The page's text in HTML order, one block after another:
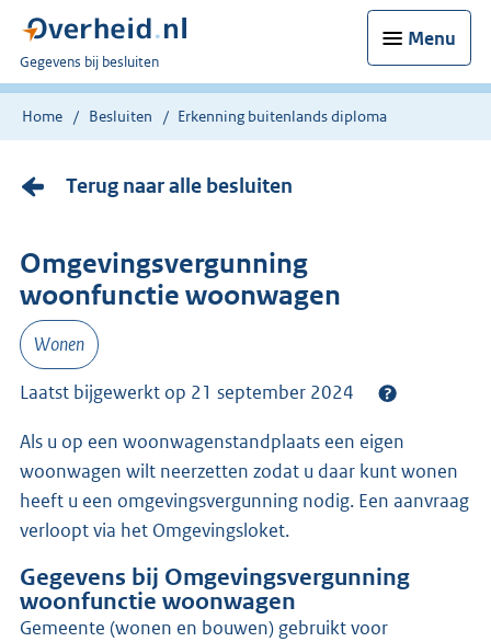
Menu
U
bent
nu
Gegevens bij besluiten
Home Besluiten Erkenning buitenlands diploma
Terug naar alle besluiten
Omgevingsvergunning
woonfunctie woonwagen
Wonen
Laatst bijgewerkt op 21 september 2024
Als u op een woonwagenstandplaats een eigen
woonwagen wilt neerzetten zodat u daar kunt wonen
heeft u een omgevingsvergunning nodig. Een aanvraag
verloopt via het Omgevingsloket.
Gegevens bij Omgevingsvergunning
woonfunctie woonwagen
gemeente (wonen en bouwen) gebruikt voor